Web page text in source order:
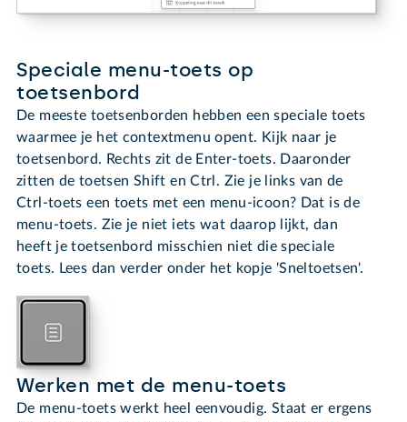
Speciale menu-toets op
toetsenbord
De meeste toetsenborden hebben een speciale toets
waarmee je het contextmenu opent. Kijk naar je
toetsenbord. Rechts zit de Enter-toets. Daaronder
zitten de toetsen Shift en Ctrl. Zie je links van de
Ctrl-toets een toets met een menu-icoon? Dat is de
menu-toets. Zie je niet iets wat daarop lijkt, dan
heeft je toetsenbord misschien niet die speciale
toets. Lees dan verder onder het kopje 'Sneltoetsen'.
Werken met de menu-toets
De menu-toets werkt heel eenvoudig. Staat er ergens